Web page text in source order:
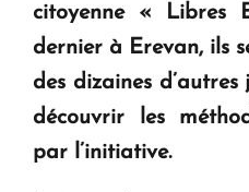
citoyenne « Libres
dernier à Erevan, ils
des dizaines
découvrir les
par l’initiative.